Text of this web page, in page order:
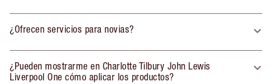
¿Ofrecen servicios para novias?
¿Pueden mostrarme en Charlotte Tilbury John Lewis
Liverpool One cómo aplicar los productos?